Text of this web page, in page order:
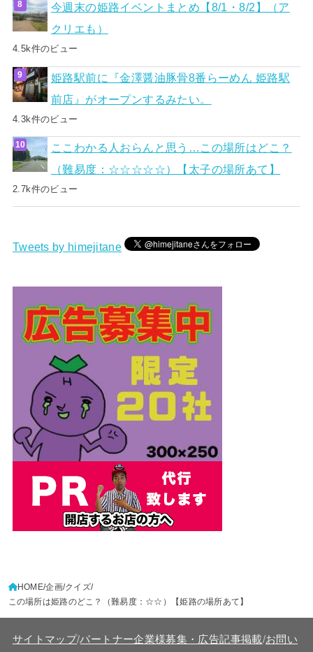
今週末の姫路イベントまとめ【8/1・8/2】（ア
クリエも）
4.5k件のビュー
姫路駅前に『金澤醤油豚骨8番らーめん 姫路駅
前店』がオープンするみたい。
4.3k件のビュー
ここわかる人おらんと思う…この場所はどこ？
（難易度：☆☆☆☆☆）【太子の場所あて】
2.7k件のビュー
Tweets by himejitane
HOME 企画 クイズ
この場所は姫路のどこ？（難易度：☆☆）【姫路の場所あて】
サイトマップ/パートナー企業様募集・広告記事掲載/お問い